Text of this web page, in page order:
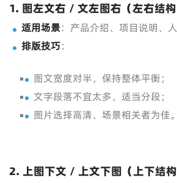
1. 图左文右 / 文左图右（左右结构
适用场景：产品介绍、项目说明、
排版技巧：
图文宽度对半，保持整体平衡；
文字段落不宜太多，适当分段；
图片选择高清、场景相关者为佳。
2. 上图下文 / 上文下图（上下结构